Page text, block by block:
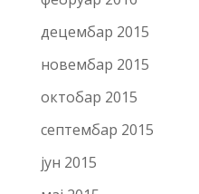
децембар 2015
новембар 2015
октобар 2015
септембар 2015
јун 2015